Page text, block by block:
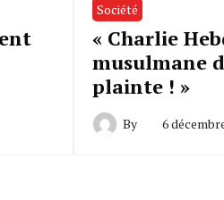
Société
« Charlie
musulmane
plainte ! »
By 6